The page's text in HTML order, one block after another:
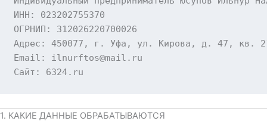
ИНН: 023202755370
ОГРНИП: 312026220700026
Адрес: 450077, г. Уфа, ул. Кирова, д. 47, кв.
Email: ilnurftos@mail.ru
Сайт: 6324.ru
1. КАКИЕ ДАННЫЕ ОБРАБАТЫВАЮТСЯ